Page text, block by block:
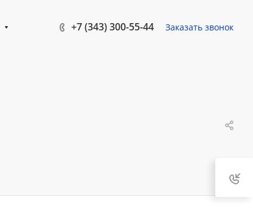
+7 (343) 300-55-44 Заказать звонок